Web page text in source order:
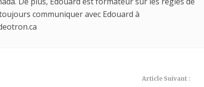
communiquer avec Edouard à
Article Suivant :